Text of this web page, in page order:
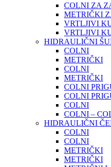
COLNI ZA
METRIČKI
VRTLJIVI
VRTLJIVI
HIDRAULIČNI
COLNI
METRIČKI
COLNI
METRIČKI
COLNI
COLNI
COLNI
COLNI –
HIDRAULIČNI
COLNI
COLNI
METRIČKI
METRIČKI